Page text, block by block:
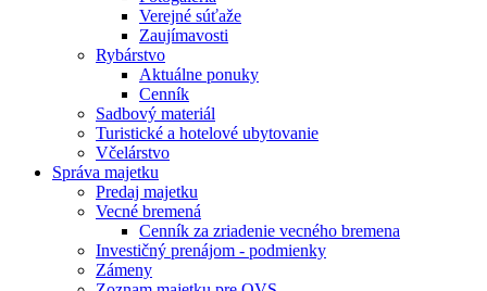
Verejné súťaže
Zaujímavosti
Rybárstvo
Aktuálne ponuky
Cenník
Sadbový materiál
Turistické a hotelové ubytovanie
Včelárstvo
Správa majetku
Predaj majetku
Vecné bremená
Cenník za zriadenie vecného bremena
Investičný prenájom - podmienky
Zámeny